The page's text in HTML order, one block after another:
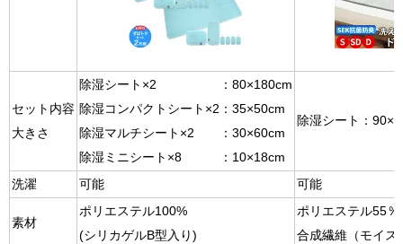
セット内容
大きさ
除湿シート×2 ：80×180cm
除湿コンパクトシート×2：35×50cm
除湿マルチシート×2 ：30×60cm
除湿ミニシート×8 ：10×18cm
除湿シート：
洗濯 可能 可能
素材
ポリエステル100%
(シリカゲルB型入り)
ポリエステル55％
合成繊維（モイス